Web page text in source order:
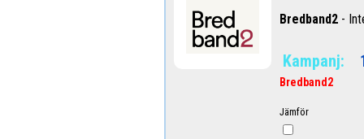
Bredband2 -
Kampanj:
Bredband2
Jämför